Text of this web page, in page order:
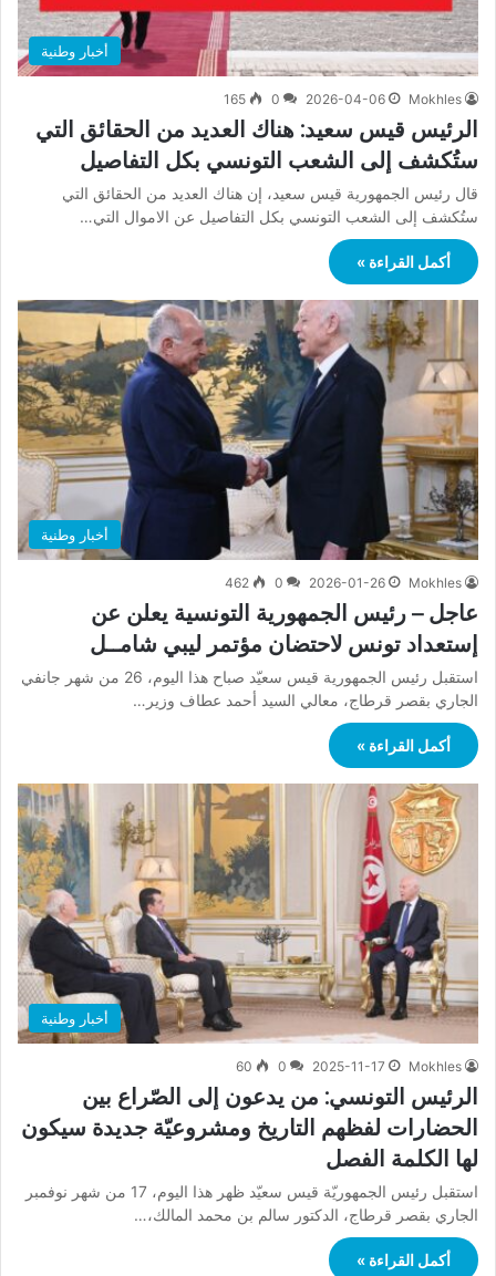
أخبار وطنية
Mokhles
2026-04-06
0
165
الرئيس قيس سعيد: هناك العديد من الحقائق التي
ستُكشف إلى الشعب التونسي بكل التفاصيل
قال رئيس الجمهورية قيس سعيد، إن هناك العديد من الحقائق التي
ستُكشف إلى الشعب التونسي بكل التفاصيل عن الاموال التي…
أكمل القراءة »
أخبار وطنية
Mokhles
2026-01-26
0
462
عاجل – رئيس الجمهورية التونسية يعلن عن
إستعداد تونس لاحتضان مؤتمر ليبي شامــل
استقبل رئيس الجمهورية قيس سعيّد صباح هذا اليوم، 26 من شهر جانفي
الجاري بقصر قرطاج، معالي السيد أحمد عطاف وزير…
أكمل القراءة »
أخبار وطنية
Mokhles
2025-11-17
0
60
الرئيس التونسي: من يدعون إلى الصّراع بين
الحضارات لفظهم التاريخ ومشروعيّة جديدة سيكون
لها الكلمة الفصل
استقبل رئيس الجمهوريّة قيس سعيّد ظهر هذا اليوم، 17 من شهر نوفمبر
الجاري بقصر قرطاج، الدكتور سالم بن محمد المالك،…
أكمل القراءة »